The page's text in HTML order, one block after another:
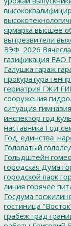
ярмарка высшее
вытрезвители
ВЭФ_2026
газификация ЕАО
Галушка гараж
прокуратура
гериатрия ГЖИ
сооружения
ситуация гимназия
инспектор год
наставника Год
Головатый
Гольдштейн
городская Дума
городской парк
линия горячее
Госдума
гостиница
грабеж град